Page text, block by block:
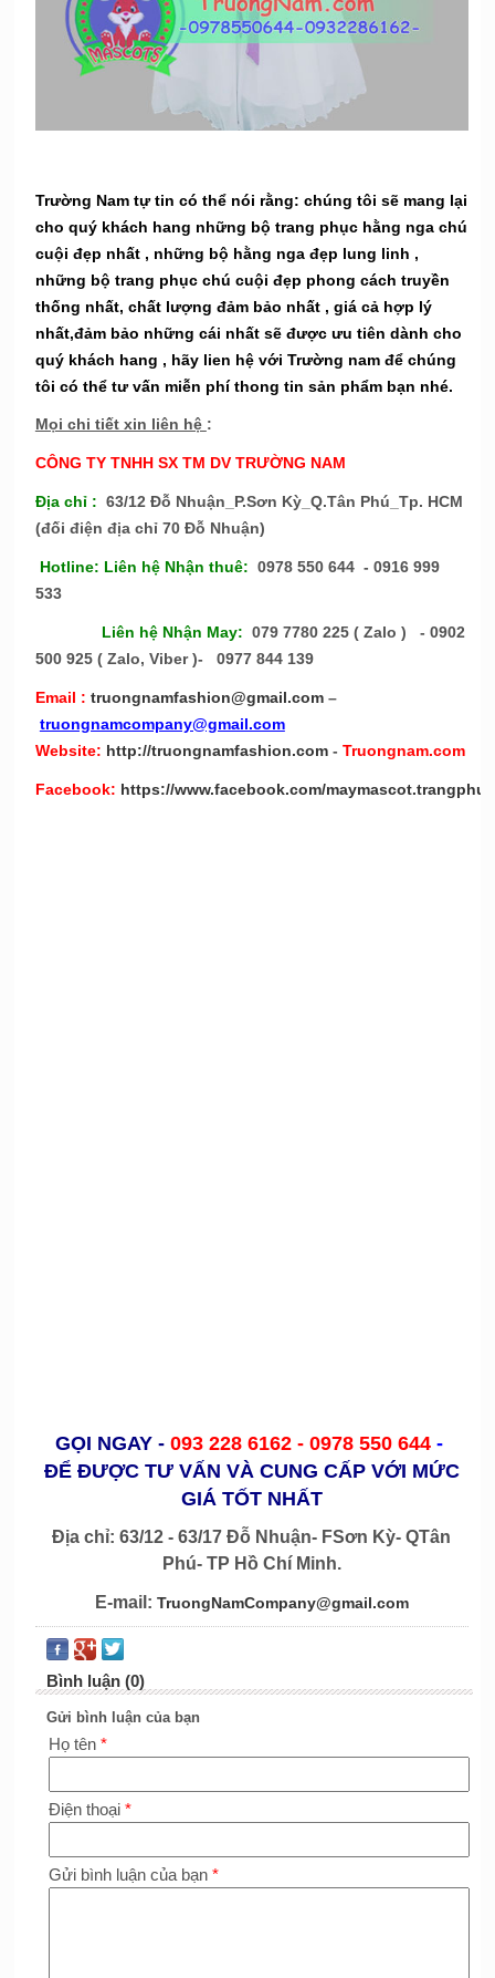
Trường Nam tự tin có thể nói rằng: chúng tôi sẽ mang lại
cho quý khách hang những bộ trang phục hằng nga chú
cuội đẹp nhất , những bộ hằng nga đẹp lung linh ,
những bộ trang phục chú cuội đẹp phong cách truyền
thống nhất, chất lượng đảm bảo nhất , giá cả hợp lý
nhất,đảm bảo những cái nhất sẽ được ưu tiên dành cho
quý khách hang , hãy lien hệ với Trường nam để chúng
tôi có thể tư vấn miễn phí thong tin sản phẩm bạn nhé.
Mọi chi tiết xin liên hệ :
CÔNG TY TNHH SX TM DV TRƯỜNG NAM
Địa chỉ : 63/12 Đỗ Nhuận_P.Sơn Kỳ_Q.Tân Phú_Tp. HCM
(đối điện địa chỉ 70 Đỗ Nhuận)
Hotline: Liên hệ Nhận thuê: 0978 550 644 - 0916 999
533
Liên hệ Nhận May: 079 7780 225 ( Zalo ) - 0902
500 925 ( Zalo, Viber )- 0977 844 139
Email : truongnamfashion@gmail.com–
truongnamcompany@gmail.com
Website: http://truongnamfashion.com- Truongnam.com
Facebook: https://www.facebook.com/
GỌI NGAY - 093 228 6162 - 0978 550 644-
ĐỂ ĐƯỢC TƯ VẤN VÀ CUNG CẤP VỚI MỨC
GIÁ TỐT NHẤT
Địa chỉ: 63/12 - 63/17 Đỗ Nhuận- FSơn Kỳ- QTân
Phú- TP Hồ Chí Minh.
E-mail: TruongNamCompany@gmail.com
Bình luận (0)
Gửi bình luận của bạn
Họ tên *
Điện thoại *
Gửi bình luận của bạn *